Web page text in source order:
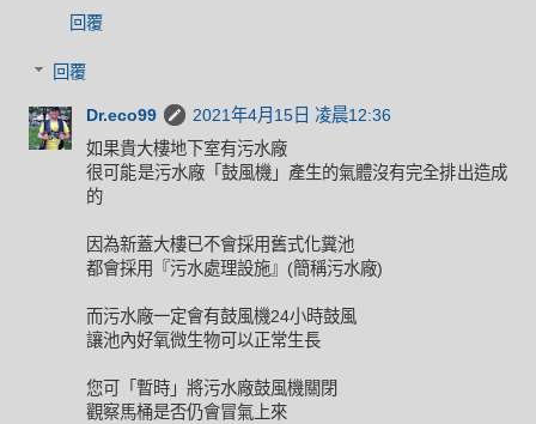
回覆
回覆
Dr.eco99
2021年4月15日 凌晨12:36
如果貴大樓地下室有污水廠
很可能是污水廠「鼓風機」產生的氣體沒有完全排出造成
的
因為新蓋大樓已不會採用舊式化糞池
都會採用『污水處理設施』(簡稱污水廠)
而污水廠一定會有鼓風機24小時鼓風
讓池內好氧微生物可以正常生長
您可「暫時」將污水廠鼓風機關閉
觀察馬桶是否仍會冒氣上來